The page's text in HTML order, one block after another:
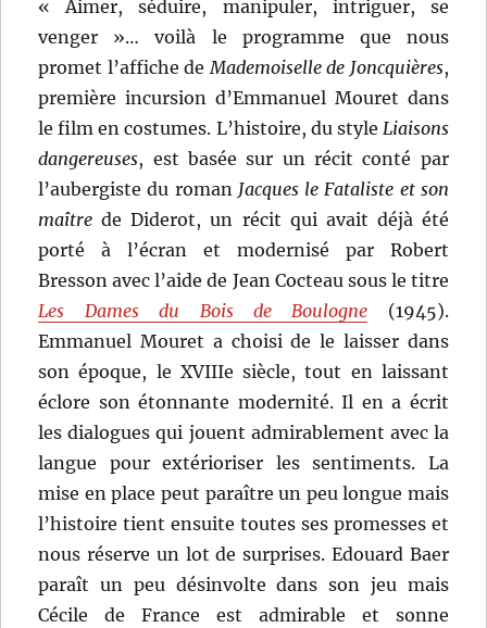
« Aimer, séduire, manipuler, intriguer, se
venger »… voilà le programme que nous
promet l’affiche deMademoiselle de Joncquières,
première incursion d’Emmanuel Mouret dans
le film en costumes. L’histoire, du style Liaisons
dangereuses, est basée sur un récit conté par
l’aubergiste du roman Jacques le Fataliste et son
maître de Diderot, un récit qui avait déjà été
porté à l’écran et modernisé par Robert
Bresson avec l’aide de Jean Cocteau sous le titre
Les Dames du Bois de Boulogne (1945).
Emmanuel Mouret a choisi de le laisser dans
son époque, le XVIIIe siècle, tout en laissant
éclore son étonnante modernité. Il en a écrit
les dialogues qui jouent admirablement avec la
langue pour extérioriser les sentiments. La
mise en place peut paraître un peu longue mais
l’histoire tient ensuite toutes ses promesses et
nous réserve un lot de surprises. Edouard Baer
paraît un peu désinvolte dans son jeu mais
Cécile de France est admirable et sonne